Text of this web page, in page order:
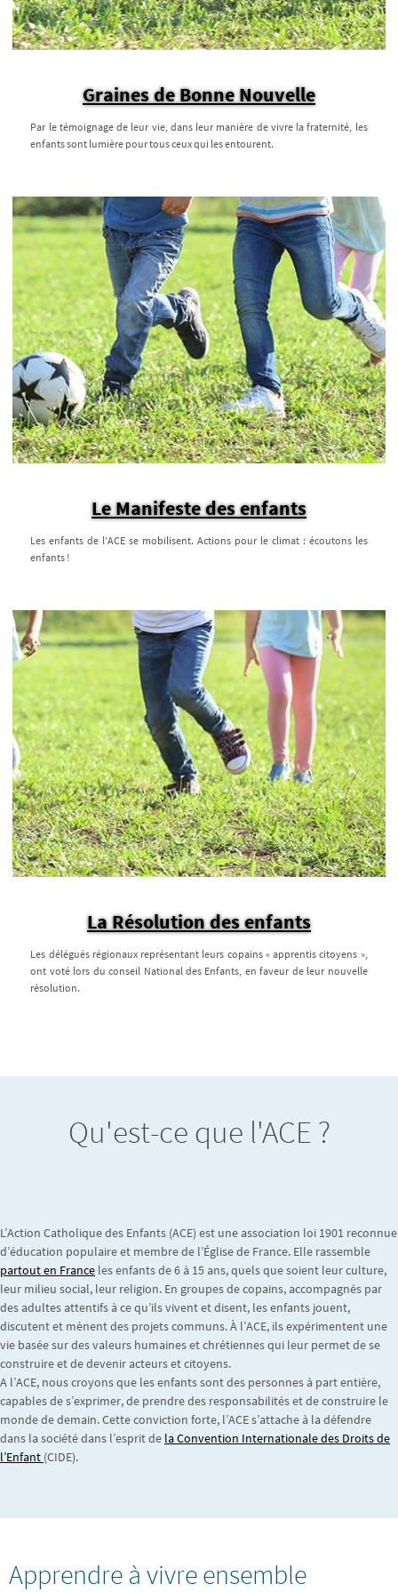
Graines de Bonne Nouvelle
Par le témoignage de leur vie, dans leur manière de vivre la fraternité, les
enfants sont lumière pour tous ceux qui les entourent.
Le Manifeste des enfants
Les enfants de l’ACE se mobilisent. Actions pour le climat : écoutons les
enfants !
La Résolution des enfants
Les délégués régionaux représentant leurs copains « apprentis citoyens »,
ont voté lors du conseil National des Enfants, en faveur de leur nouvelle
résolution.
Qu'est-ce que l'ACE ?
L’Action Catholique des Enfants (ACE) est une association loi 1901 reconnue
d’éducation populaire et membre de l’Église de France. Elle rassemble
partout en France les enfants de 6 à 15 ans, quels que soient leur culture,
leur milieu social, leur religion. En groupes de copains, accompagnés par
des adultes attentifs à ce qu’ils vivent et disent, les enfants jouent,
discutent et mènent des projets communs. À l’ACE, ils expérimentent une
vie basée sur des valeurs humaines et chrétiennes qui leur permet de se
construire et de devenir acteurs et citoyens.
A l’ACE, nous croyons que les enfants sont des personnes à part entière,
capables de s’exprimer, de prendre des responsabilités et de construire le
monde de demain. Cette conviction forte, l’ACE s’attache à la défendre
dans la société dans l’esprit de la Convention Internationale des Droits de
l’Enfant (CIDE).
Apprendre à vivre ensemble